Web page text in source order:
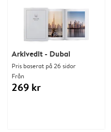
Arkivedit - Dubai
Pris baserat på 26 sidor
Från
269 kr